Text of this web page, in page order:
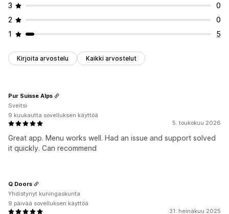
3
0
2
0
1
5
Kirjoita arvostelu Kaikki arvostelut
5. toukokuu 2026
Great app. Menu works well. Had an issue and support solved
it quickly. Can recommend
Pur Suisse Alps
Sveitsi
9 kuukautta sovelluksen käyttöä
31. heinäkuu 2025
Q Doors
Yhdistynyt kuningaskunta
9 päivää sovelluksen käyttöä